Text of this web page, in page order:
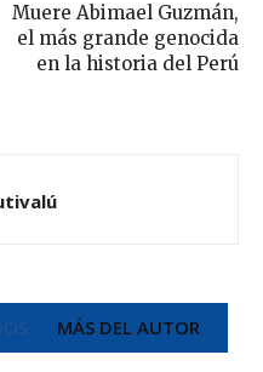
Muere Abimael Guzmán,
el más grande genocida
en la historia del Perú
MÁS DEL AUTOR